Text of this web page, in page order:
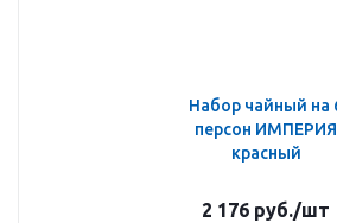
Набор чайный на 6
персон ИМПЕРИЯ
красный
2 176 руб./шт